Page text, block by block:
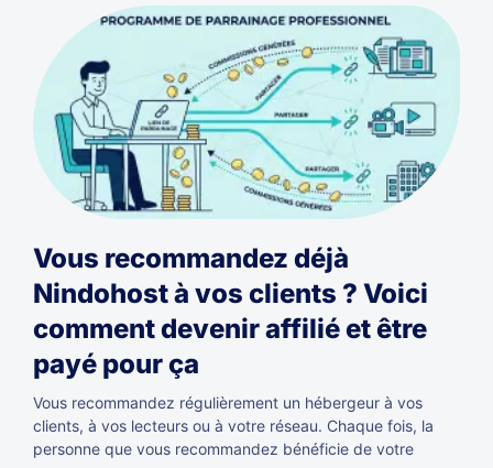
Vous recommandez déjà
Nindohost à vos clients ? Voici
comment devenir affilié et être
payé pour ça
Vous recommandez régulièrement un hébergeur à vos
clients, à vos lecteurs ou à votre réseau. Chaque fois, la
personne que vous recommandez bénéficie de votre